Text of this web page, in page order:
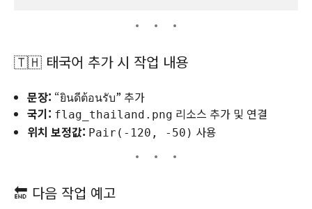
🇹🇭 태국어 추가 시 작업 내용
문장: “ยินดีต้อนรับ” 추가
국기: flag_thailand.png 리소스 추가 및 연결
위치 보정값: Pair(-120, -50) 사용
🔚 다음 작업 예고